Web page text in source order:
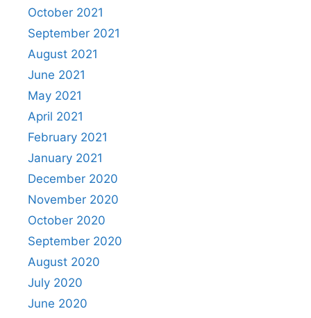
October 2021
September 2021
August 2021
June 2021
May 2021
April 2021
February 2021
January 2021
December 2020
November 2020
October 2020
September 2020
August 2020
July 2020
June 2020